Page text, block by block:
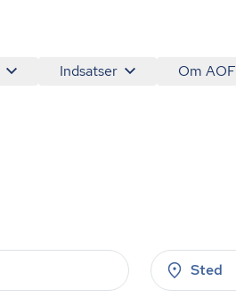
Indsatser Om AOF
Sted